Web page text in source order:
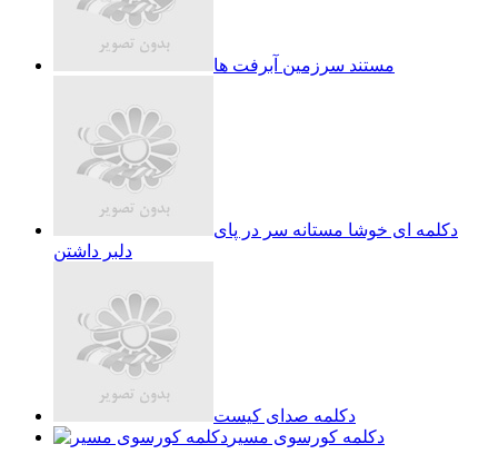
مستند سرزمین آبرفت ها
دکلمه ای خوشا مستانه سر در پای
دلبر داشتن
دکلمه صدای کیست
دکلمه کورسوی مسیر